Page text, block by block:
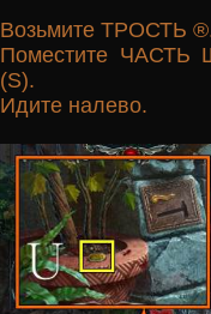
Возьмите ТРОСТЬ
Поместите
(S).
Идите налево.